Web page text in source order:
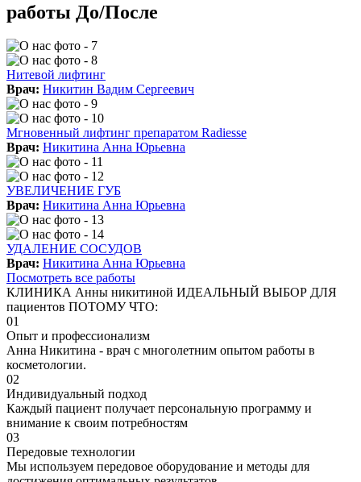
работы До/После
Нитевой лифтинг
Врач: Никитин Вадим Сергеевич
Мгновенный лифтинг препаратом Radiesse
Врач: Никитина Анна Юрьевна
УВЕЛИЧЕНИЕ ГУБ
Врач: Никитина Анна Юрьевна
УДАЛЕНИЕ СОСУДОВ
Врач: Никитина Анна Юрьевна
Посмотреть все работы
КЛИНИКА Анны никитиной ИДЕАЛЬНЫЙ ВЫБОР ДЛЯ
пациентов ПОТОМУ ЧТО:
01
Опыт и профессионализм
Анна Никитина - врач с многолетним опытом работы в
косметологии.
02
Индивидуальный подход
Каждый пациент получает персональную программу и
внимание к своим потребностям
03
Передовые технологии
Мы используем передовое оборудование и методы для